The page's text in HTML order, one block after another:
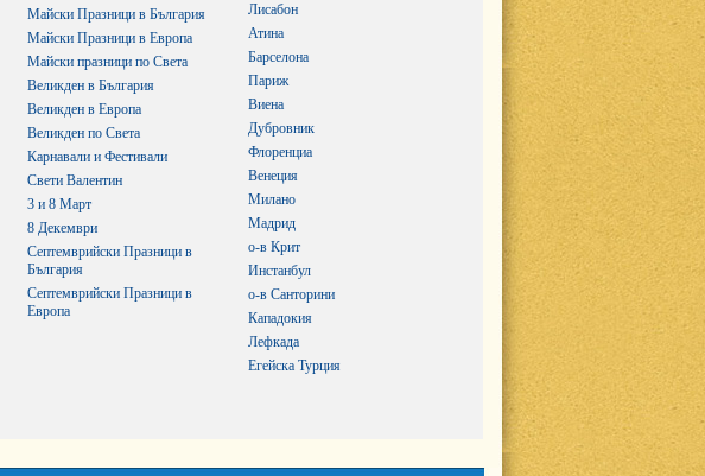
Майски Празници в България
Майски Празници в Европа
Майски празници по Света
Великден в България
Великден в Европа
Великден по Света
Карнавали и Фестивали
Свети Валентин
3 и 8 Март
8 Декември
Септемврийски Празници в
България
Септемврийски Празници в
Европа
Лисабон
Атина
Барселона
Париж
Виена
Дубровник
Флоренциа
Венеция
Милано
Мадрид
о-в Крит
Инстанбул
о-в Санторини
Кападокия
Лефкада
Егейска Турция